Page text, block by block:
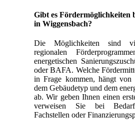
Gibt es Fördermöglichkeiten
in Wiggensbach?
Die Möglichkeiten sind
regionalen
energetischen
oder BAFA. Welche
in Frage kommen, hängt von
dem Gebäudetyp und dem
ab. Wir geben Ihnen einen
verweisen Sie bei
Fachstellen oder